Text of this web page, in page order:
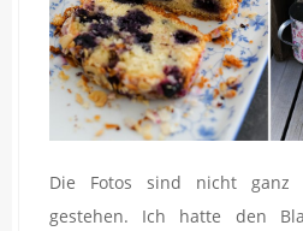
Die Fotos sind nicht ganz
gestehen. Ich hatte den